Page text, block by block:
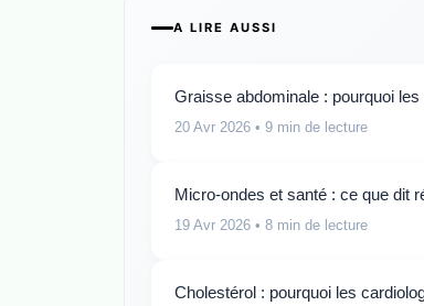
A LIRE AUSSI
Graisse abdominale : pourquoi
20 Avr 2026 • 9 min de lecture
Micro-ondes et santé : ce que dit
19 Avr 2026 • 8 min de lecture
Cholestérol : pourquoi les